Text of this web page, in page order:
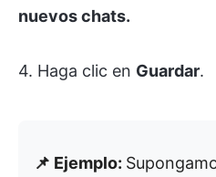
nuevos chats.
4. Haga clic en Guardar.
📌 Ejemplo: